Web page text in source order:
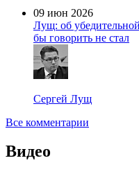
09 июн 2026
Лущ: об
бы говорить не стал
Сергей Лущ
Все комментарии
Видео